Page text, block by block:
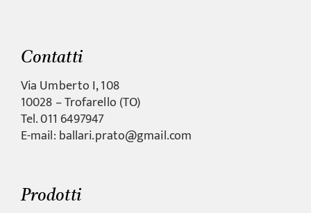
Contatti
Via Umberto I, 108
10028 – Trofarello (TO)
Tel. 011 6497947
E-mail: ballari.prato@gmail.com
Prodotti